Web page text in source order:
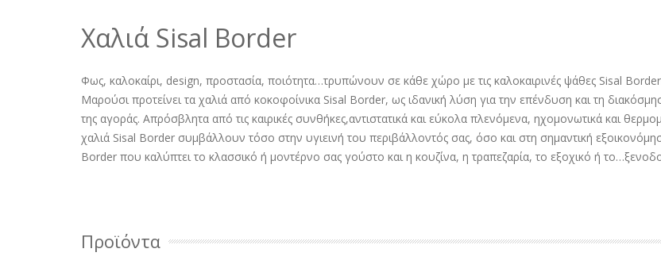
Χαλιά Sisal Border
Φως, καλοκαίρι, design, προστασία, ποιότητα…τρυπώνουν σε κάθε χώρο με τις καλοκαιρινές ψάθες Sisal
Μαρούσι προτείνει τα χαλιά από κοκοφοίνικα Sisal Border, ως ιδανική λύση για την επένδυση και τη
της αγοράς. Απρόσβλητα από τις καιρικές συνθήκες,αντιστατικά και εύκολα πλενόμενα, ηχομονωτικά και
χαλιά Sisal Border συμβάλλουν τόσο στην υγιεινή του περιβάλλοντός σας, όσο και στη σημαντική
Border που καλύπτει το κλασσικό ή μοντέρνο σας γούστο και η κουζίνα, η τραπεζαρία, το εξοχικό ή
Προϊόντα